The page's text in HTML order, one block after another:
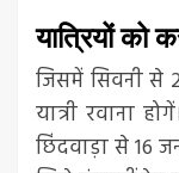
यात्रियों को
जिसमें सिवनी से
यात्री रवाना
छिंदवाड़ा से 16